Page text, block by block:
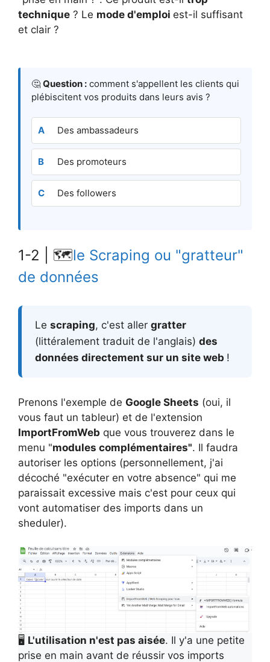
technique ? Le mode d'emploi est-il suffisant
et clair ?
🤔 Question : comment s'appellent les clients qui
plébiscitent vos produits dans leurs avis ?
Des ambassadeurs
Des promoteurs
Des followers
1-2 | 🗺️le Scraping ou "gratteur"
de données
Lescraping, c'est allergratter
(littéralement traduit de l'anglais)des
données directement sur un site web !
Prenons l'exemple de Google Sheets (oui, il
vous faut un tableur) et de l'extension
ImportFromWeb que vous trouverez dans le
menu "modules complémentaires". Il faudra
autoriser les options (personnellement, j'ai
décoché "exécuter en votre absence" qui me
paraissait excessive mais c'est pour ceux qui
vont automatiser des imports dans un
sheduler).
🖥️ L'utilisation n'est pas aisée. Il y'a une petite
prise en main avant de réussir vos imports